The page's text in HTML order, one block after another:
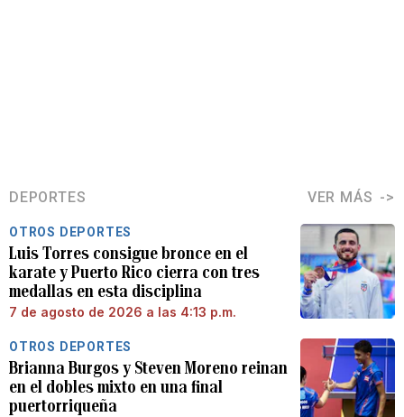
DEPORTES VER MÁS
OTROS DEPORTES
Luis Torres consigue bronce en el
karate y Puerto Rico cierra con tres
medallas en esta disciplina
7 de agosto de 2026 a las 4:13 p.m.
OTROS DEPORTES
Brianna Burgos y Steven Moreno reinan
en el dobles mixto en una final
puertorriqueña